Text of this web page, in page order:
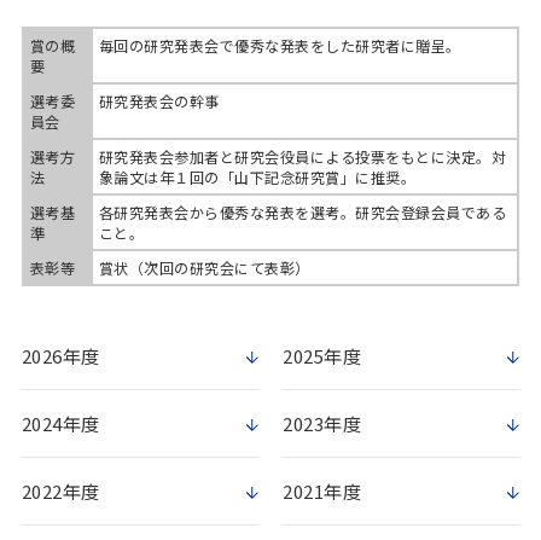
賞の概
要
毎回の研究発表会で優秀な発表をした研究者に贈呈。
選考委
員会
研究発表会の幹事
選考方
法
研究発表会参加者と研究会役員による投票をもとに決定。対
象論文は年１回の「山下記念研究賞」に推奨。
選考基
準
各研究発表会から優秀な発表を選考。研究会登録会員である
こと。
表彰等
賞状（次回の研究会にて表彰）
2026年度 2025年度
2024年度 2023年度
2022年度 2021年度